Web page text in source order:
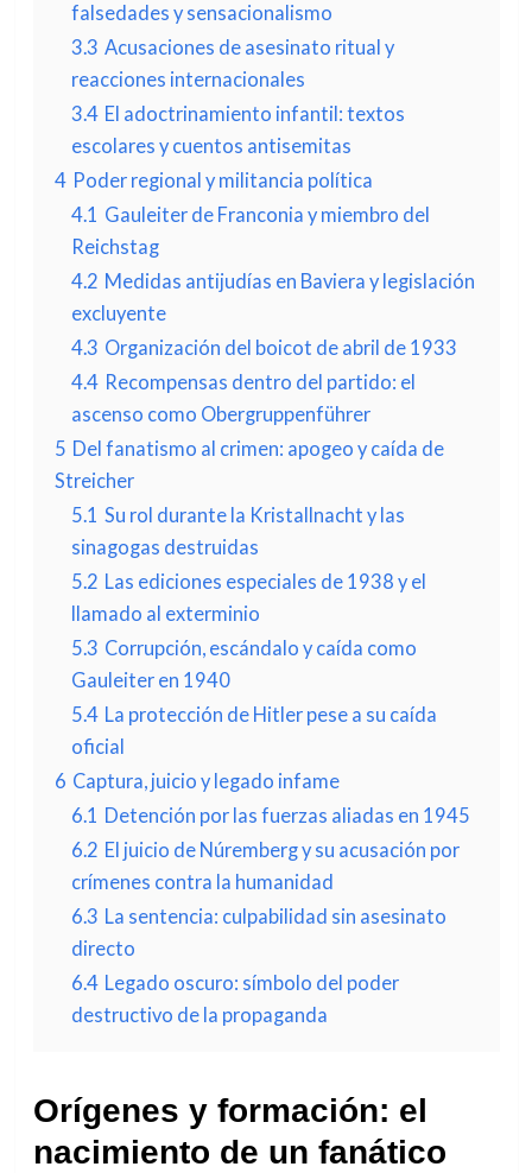
falsedades y sensacionalismo
3.3 Acusaciones de asesinato ritual y
reacciones internacionales
3.4 El adoctrinamiento infantil: textos
escolares y cuentos antisemitas
4 Poder regional y militancia política
4.1 Gauleiter de Franconia y miembro del
Reichstag
4.2 Medidas antijudías en Baviera y legislación
excluyente
4.3 Organización del boicot de abril de 1933
4.4 Recompensas dentro del partido: el
ascenso como Obergruppenführer
5 Del fanatismo al crimen: apogeo y caída de
Streicher
5.1 Su rol durante la Kristallnacht y las
sinagogas destruidas
5.2 Las ediciones especiales de 1938 y el
llamado al exterminio
5.3 Corrupción, escándalo y caída como
Gauleiter en 1940
5.4 La protección de Hitler pese a su caída
oficial
6 Captura, juicio y legado infame
6.1 Detención por las fuerzas aliadas en 1945
6.2 El juicio de Núremberg y su acusación por
crímenes contra la humanidad
6.3 La sentencia: culpabilidad sin asesinato
directo
6.4 Legado oscuro: símbolo del poder
destructivo de la propaganda
Orígenes y formación: el
nacimiento de un fanático